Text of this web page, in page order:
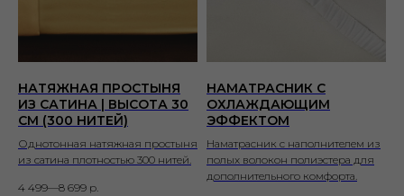
НАТЯЖНАЯ ПРОСТЫНЯ
ИЗ САТИНА | ВЫСОТА 30
СМ (300 НИТЕЙ)
Однотонная натяжная простыня
из сатина плотностью 300 нитей.
4 499—8 699 р.
НАМАТРАСНИК С
ОХЛАЖДАЮЩИМ
ЭФФЕКТОМ
Наматрасник с наполнителем из
полых волокон полиэстера для
дополнительного комфорта.